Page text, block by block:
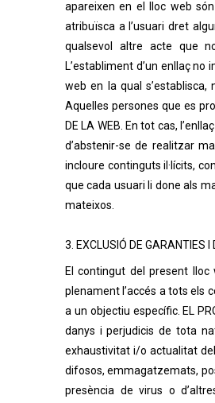
apareixen en el lloc web són
atribuïsca a l’usuari dret
qualsevol altre acte que
L’establiment d’un enllaç no
web en la qual s’establisca,
Aquelles persones que es
DE LA WEB. En tot cas,
d’abstenir-se de realitzar
incloure continguts il·lícits,
que cada usuari li done als
mateixos.
3. EXCLUSIÓ DE GARANTIES
El contingut del present
plenament l’accés a tots els
a un objectiu específic. EL
danys i perjudicis de tota
exhaustivitat i/o actualitat
difosos, emmagatzemats,
presència de virus o